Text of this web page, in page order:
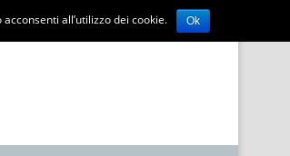
all’utilizzo dei cookie. Ok